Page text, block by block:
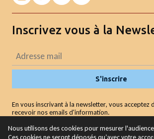
Inscrivez vous à la
S'inscrire
En vous inscrivant à la newsletter, vous acceptez
recevoir nos emails d'information.
Nous utilisons des cookies pour mesurer
Ces cookies ne seront déposés qu’avec votre